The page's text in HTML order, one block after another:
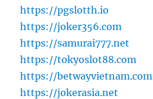
https://pgslotth.io
https://joker356.com
https://samurai777.net
https://tokyoslot88.com
https://betwayvietnam.com
https://jokerasia.net